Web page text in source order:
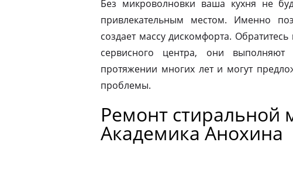
Без микроволновки ваша кухня не
привлекательным местом. Именно
создает массу дискомфорта.
сервисного центра, они
протяжении многих лет и могут
проблемы.
Ремонт
Академика Анохина